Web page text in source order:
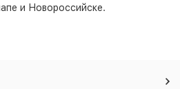
и Новороссийске.